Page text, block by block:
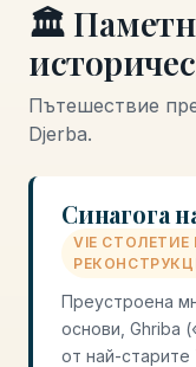
🏛️
Пътешествие
Djerba.
Синагога
VIЕ
Преустроена
основи, Ghriba
от най-